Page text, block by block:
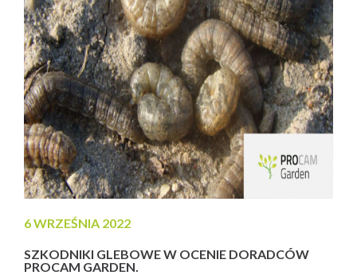
6 WRZEŚNIA 2022
SZKODNIKI GLEBOWE W OCENIE DORADCÓW
PROCAM GARDEN.